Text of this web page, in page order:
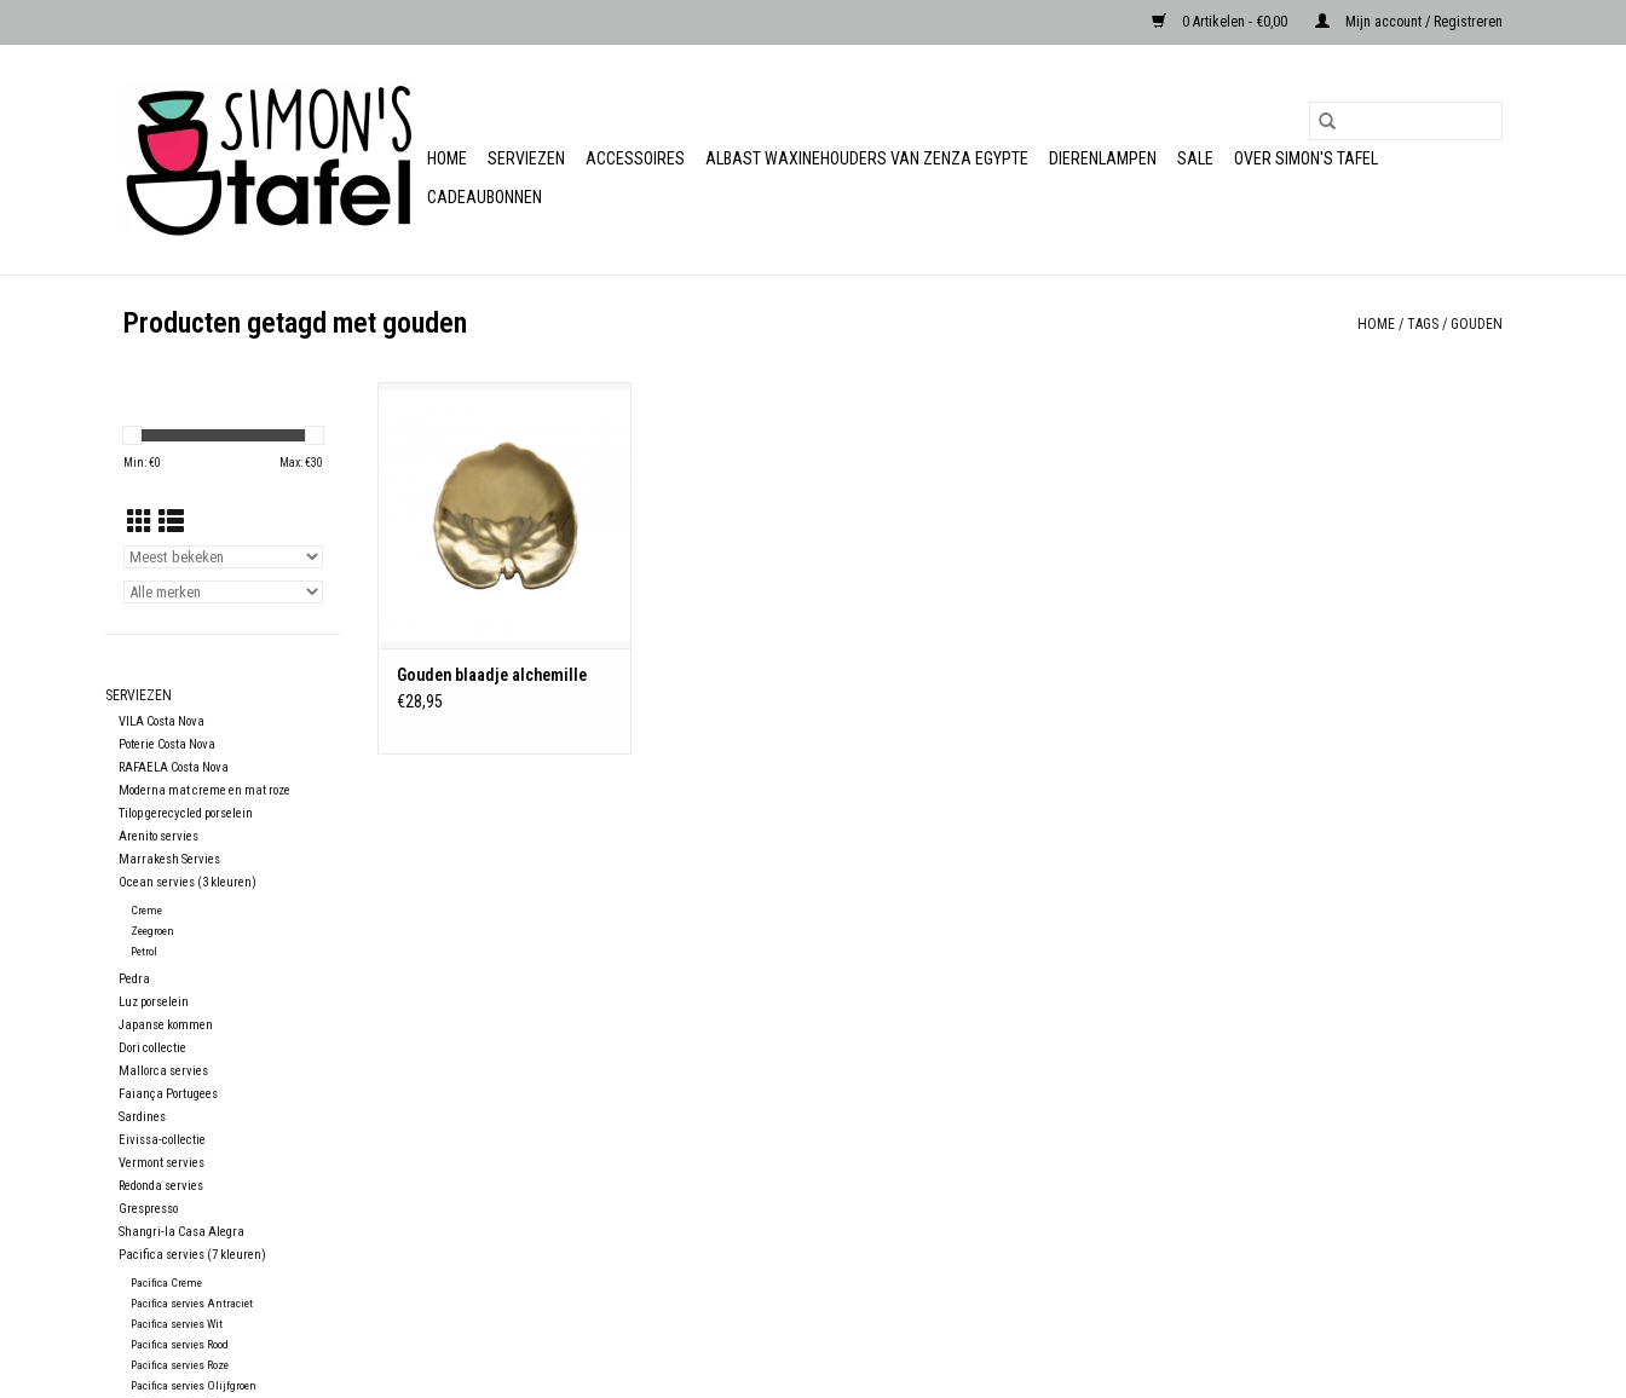
0 Artikelen - €0,00 Mijn account / Registreren
HOME SERVIEZEN ACCESSOIRES ALBAST WAXINEHOUDERS VAN ZENZA EGYPTE DIERENLAMPEN SALE
OVER SIMON'S TAFEL
CADEAUBONNEN
Producten getagd met gouden HOME / TAGS / GOUDEN
Min: €0 Max: €30
SERVIEZEN
VILA Costa Nova
Poterie Costa Nova
RAFAELA Costa Nova
Moderna mat creme en mat roze
Tilop gerecycled porselein
Arenito servies
Marrakesh Servies
Ocean servies (3 kleuren)
Creme
Zeegroen
Petrol
Pedra
Luz porselein
Japanse kommen
Dori collectie
Mallorca servies
Faiança Portugees
Sardines
Eivissa-collectie
Vermont servies
Redonda servies
Grespresso
Shangri-la Casa Alegra
Pacifica servies (7 kleuren)
Pacifica Creme
Pacifica servies Antraciet
Pacifica servies Wit
Pacifica servies Rood
Pacifica servies Roze
Pacifica servies Olijfgroen
Made in Portugal
Besteleenheid: 1
17,6 x 17,0 cm
Hoogte: 2,4 cm
vriezerbestendig en ovenbestendig
Vaatwasserbestendig
Gouden blaadje alchemille
€28,95